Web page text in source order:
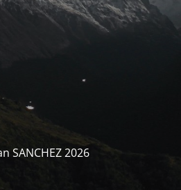
SANCHEZ 2026